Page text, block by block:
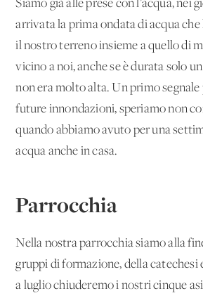
Siamo già alle prese con l’acqua, nei
arrivata la prima ondata di acqua
il nostro terreno insieme a quello di
vicino a noi, anche se è durata solo
non era molto alta. Un primo
future innondazioni, speriamo non
quando abbiamo avuto per una
acqua anche in casa.
Parrocchia
Nella nostra parrocchia siamo alla
gruppi di formazione, della catechesi
a luglio chiuderemo i nostri cinque